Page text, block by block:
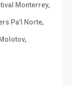
Monterrey,
Pa’l Norte,
Molotov,